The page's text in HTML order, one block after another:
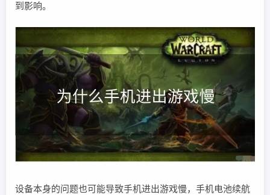
到影响。
设备本身的问题也可能导致手机进出游戏慢，手机电池续航